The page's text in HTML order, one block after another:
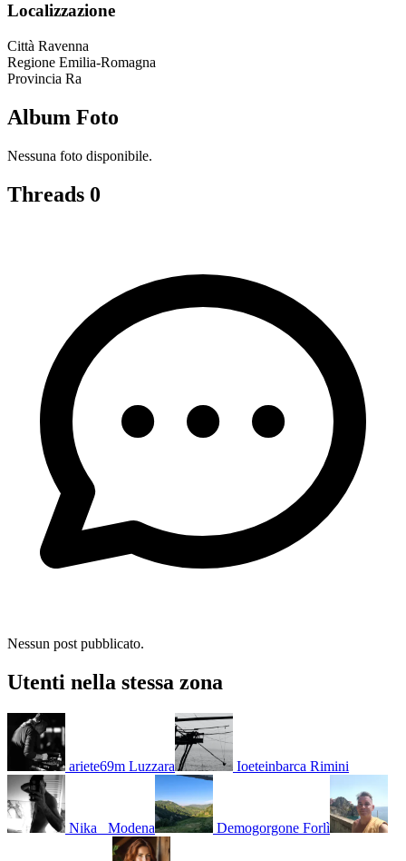
Localizzazione
Città Ravenna
Regione Emilia-Romagna
Provincia Ra
Album Foto
Nessuna foto disponibile.
Threads 0
Nessun post pubblicato.
Utenti nella stessa zona
ariete69m Luzzara Ioeteinbarca Rimini
Nika_ Modena Demogorgone Forlì